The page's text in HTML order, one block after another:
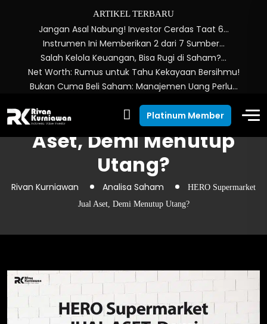
ARTIKEL TERBARU
Jangan Asal Nabung! Investor Cerdas Taat 6…
Instrumen Ini Memberikan 2 dari 7 Sumber…
Salah Kelola Keuangan, Bisa Rugi di Saham?…
Net Worth: Rumus untuk Tahu Kekayaan Bersihmu!
Bukan Cuma Beli Saham: Manajemen Uang Perlu…
Platinum Member
HERO Supermarket Jual
Aset, Demi Menutup
Utang?
Rivan Kurniawan Analisa Saham
HERO Supermarket
Jual Aset, Demi Menutup Utang?